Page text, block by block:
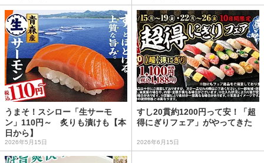
うまそ！スシロー「生サーモ
ン」110円～ 炙りも漬けも【本
日から】
2026年5月15日
すし20貫約1200円って安！「超
得にぎりフェア」がやってきた
2026年6月15日